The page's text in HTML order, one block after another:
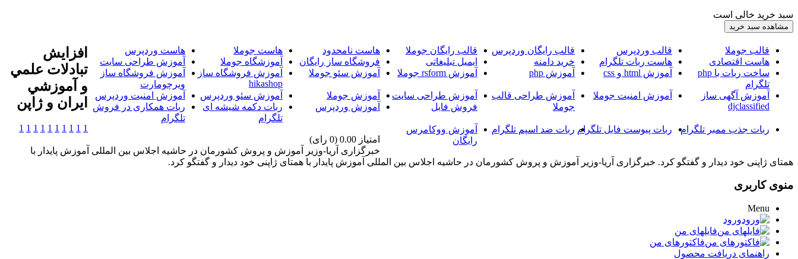
سبد خرید خالی است
قالب جوملا قالب وردپرس قالب رایگان وردپرس قالب رایگان جوملا هاست نامحدود هاست جوملا
هاست وردپرس
هاست اقتصادی
هاست ربات تلگرام خرید دامنه ایمیل تبلیغاتی فروشگاه ساز رایگان آموزشگاه جوملا
آموزش طراحی سایت
ساخت ربات با php
تلگرام
آموزش html و css آموزش php آموزش rsform جوملا آموزش سئو جوملا
آموزش فروشگاه ساز
hikashop
آموزش فروشگاه ساز
ویرچومارت
آموزش آگهی ساز
djclassified
آموزش امنیت جوملا
آموزش طراحی قالب
جوملا
آموزش طراحی سایت
فروش فایل
آموزش جوملا آموزش سئو وردپرس
آموزش امنیت وردپرس
آموزش وردپرس
ربات دکمه شیشه ای
تلگرام
ربات همکاری در فروش
تلگرام
ربات جذب ممبر تلگرام
ربات پیوست فایل تلگرام ربات ضد اسپم تلگرام
آموزش ووکامرس
رایگان
افزايش
تبادلات علمي
و آموزشي
ايران و ژاپن
1
1
1
1
1
1
1
1
1
1
امتیاز 0.00 (0 رای)
خبرگزاری آریا-وزیر آموزش و پروش کشورمان در حاشیه اجلاس بین المللی آموزش پایدار با
همتای ژاپنی خود دیدار و گفتگو کرد. خبرگزاری آریا-وزیر آموزش و پروش کشورمان در حاشیه اجلاس بین المللی آموزش پایدار با همتای ژاپنی خود دیدار و گفتگو کرد.
منوی کاربری
Menu
ورود
فایلهای من
فاکتورهای من
راهنمای دریافت محصول